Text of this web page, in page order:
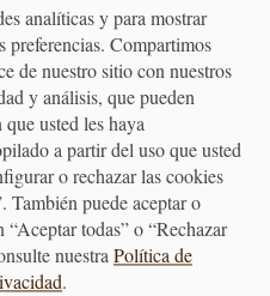
ENTREGA
24/48H
analíticas y para mostrar
preferencias. Compartimos
de nuestro sitio con nuestros
y análisis, que pueden
usted les haya
a partir del uso que usted
o rechazar las cookies
También puede aceptar o
todas” o “Rechazar
nuestra Política de
.